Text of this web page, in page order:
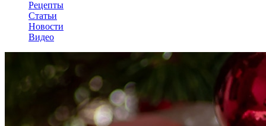
Рецепты
Статьи
Новости
Видео